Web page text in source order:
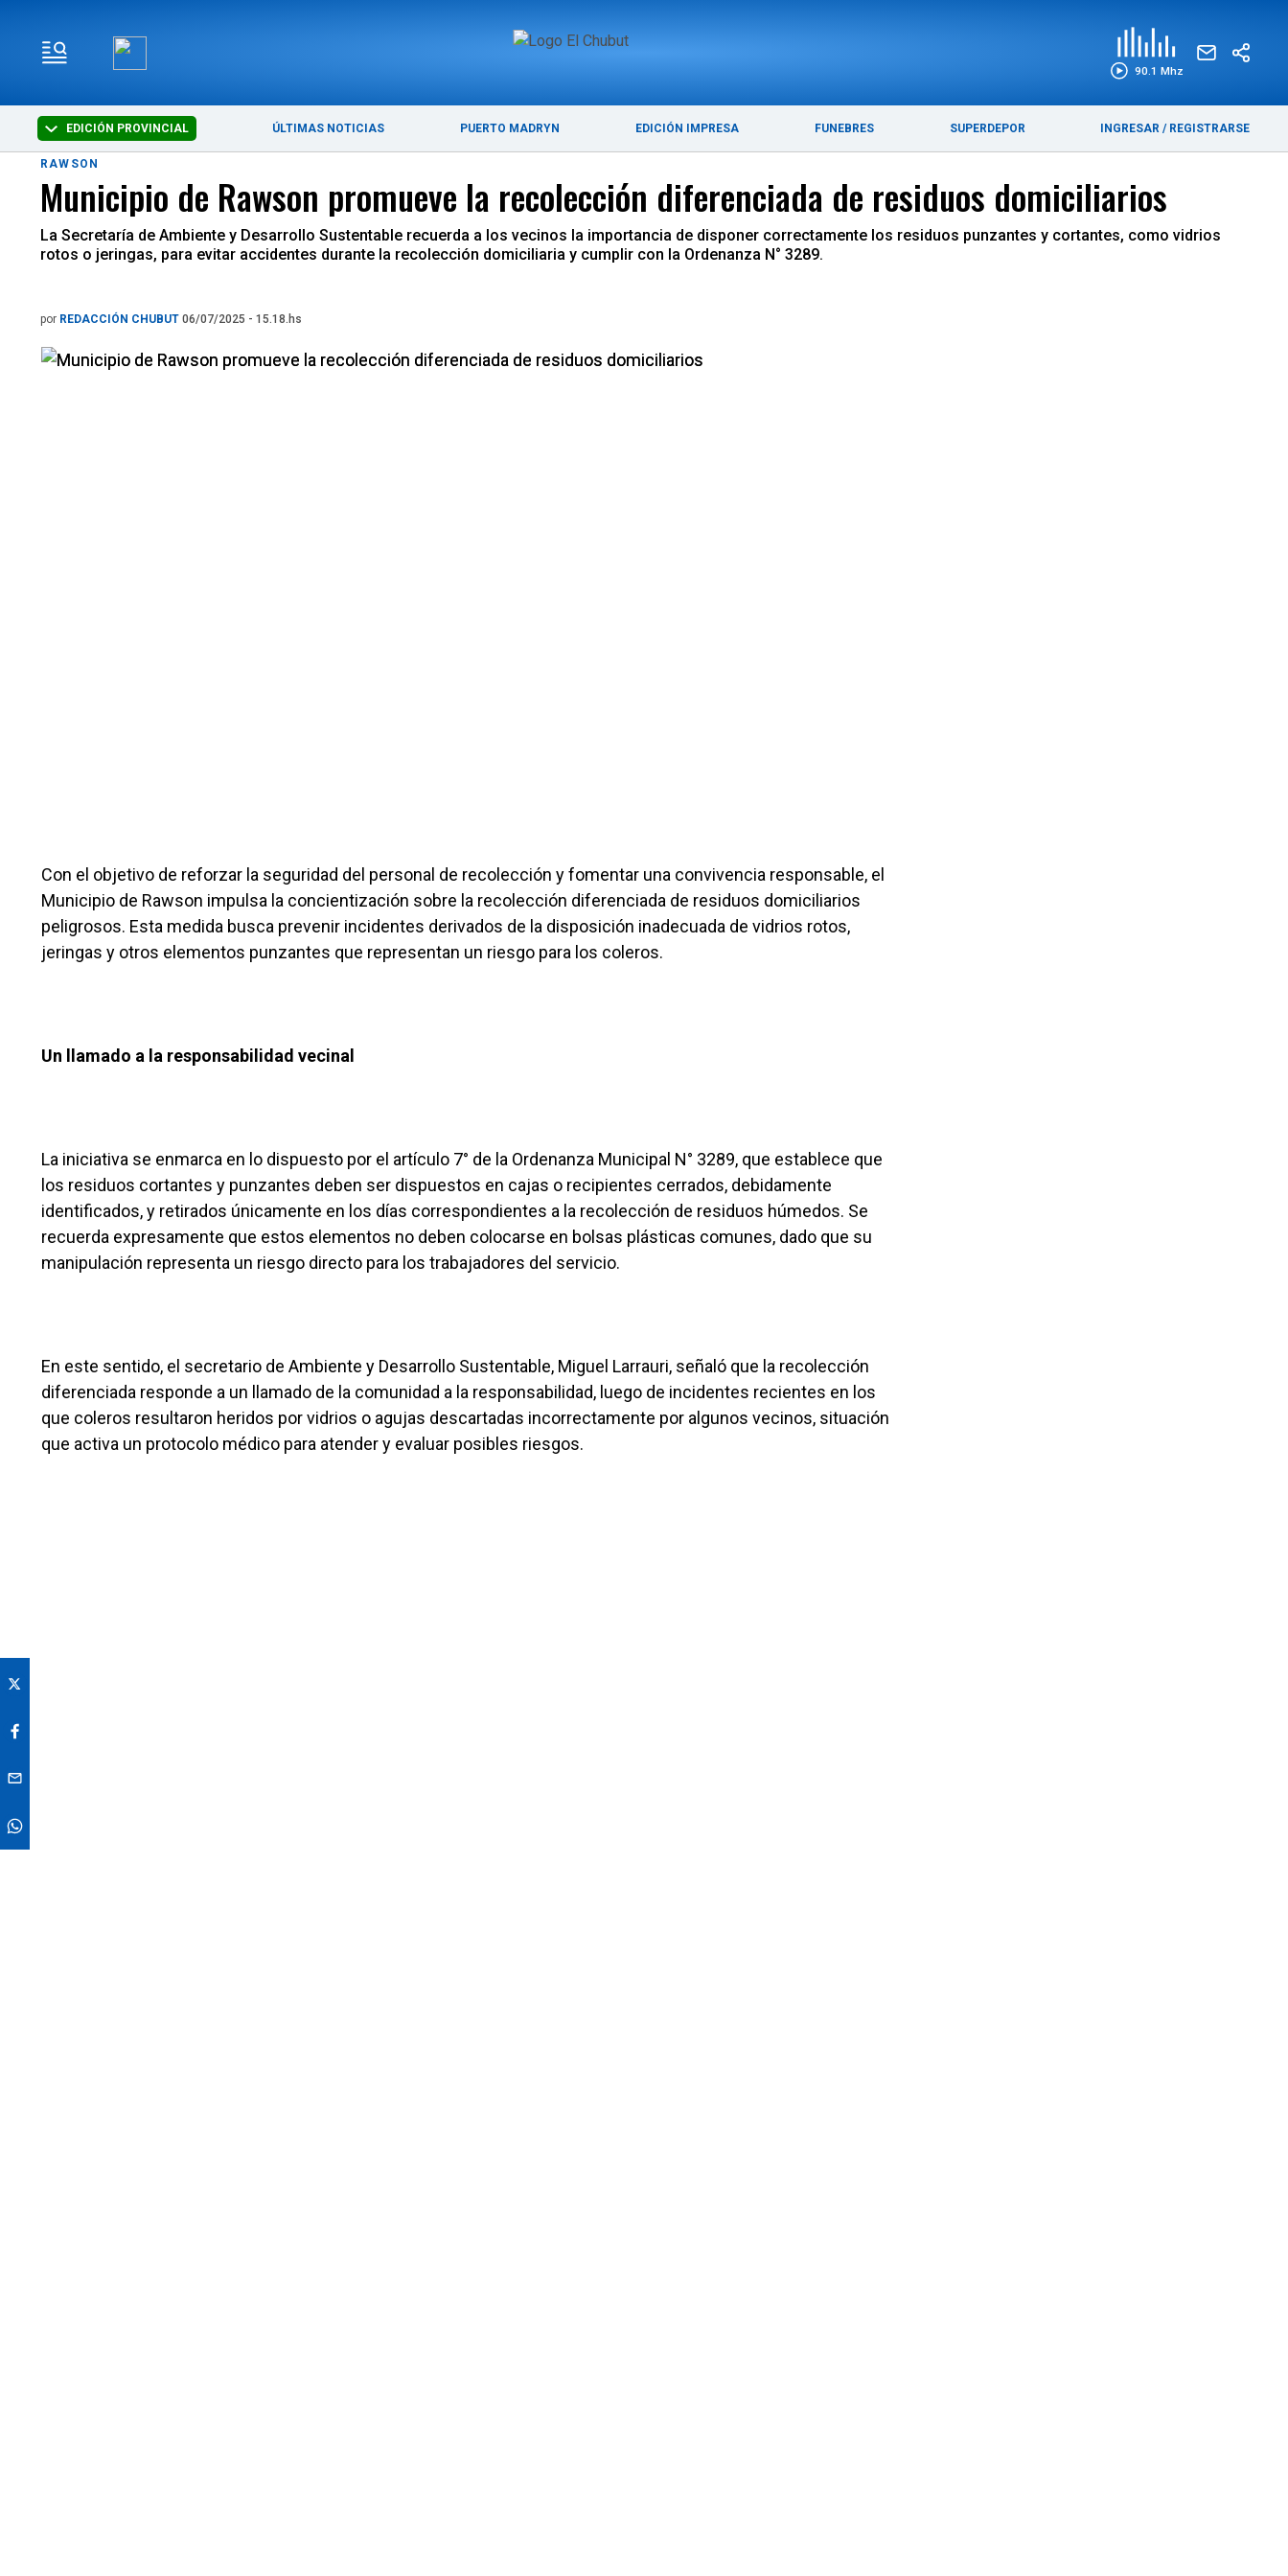
90.1 Mhz
EDICIÓN PROVINCIAL ÚLTIMAS NOTICIAS PUERTO MADRYN EDICIÓN IMPRESA FUNEBRES SUPERDEPOR INGRESAR / REGISTRARSE
ÚLTIMAS NOTICIAS
RAWSON
Municipio de Rawson promueve la recolección diferenciada de residuos domiciliarios
La Secretaría de Ambiente y Desarrollo Sustentable recuerda a los vecinos la importancia de disponer correctamente los residuos punzantes y cortantes, como vidrios
rotos o jeringas, para evitar accidentes durante la recolección domiciliaria y cumplir con la Ordenanza N° 3289.
por REDACCIÓN CHUBUT 06/07/2025 - 15.18.hs
Con el objetivo de reforzar la seguridad del personal de recolección y fomentar una convivencia responsable, el
Municipio de Rawson impulsa la concientización sobre la recolección diferenciada de residuos domiciliarios
peligrosos. Esta medida busca prevenir incidentes derivados de la disposición inadecuada de vidrios rotos,
jeringas y otros elementos punzantes que representan un riesgo para los coleros.
Un llamado a la responsabilidad vecinal
La iniciativa se enmarca en lo dispuesto por el artículo 7° de la Ordenanza Municipal N° 3289, que establece que
los residuos cortantes y punzantes deben ser dispuestos en cajas o recipientes cerrados, debidamente
identificados, y retirados únicamente en los días correspondientes a la recolección de residuos húmedos. Se
recuerda expresamente que estos elementos no deben colocarse en bolsas plásticas comunes, dado que su
manipulación representa un riesgo directo para los trabajadores del servicio.
En este sentido, el secretario de Ambiente y Desarrollo Sustentable, Miguel Larrauri, señaló que la recolección
diferenciada responde a un llamado de la comunidad a la responsabilidad, luego de incidentes recientes en los
que coleros resultaron heridos por vidrios o agujas descartadas incorrectamente por algunos vecinos, situación
que activa un protocolo médico para atender y evaluar posibles riesgos.